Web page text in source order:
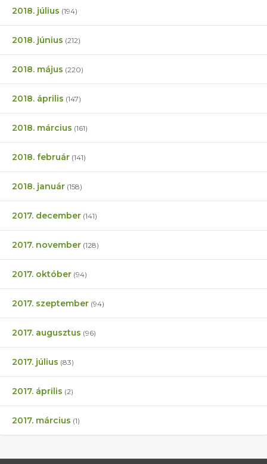
2018. július (194)
2018. június (212)
2018. május (220)
2018. április (147)
2018. március (161)
2018. február (141)
2018. január (158)
2017. december (141)
2017. november (128)
2017. október (94)
2017. szeptember (94)
2017. augusztus (96)
2017. július (83)
2017. április (2)
2017. március (1)